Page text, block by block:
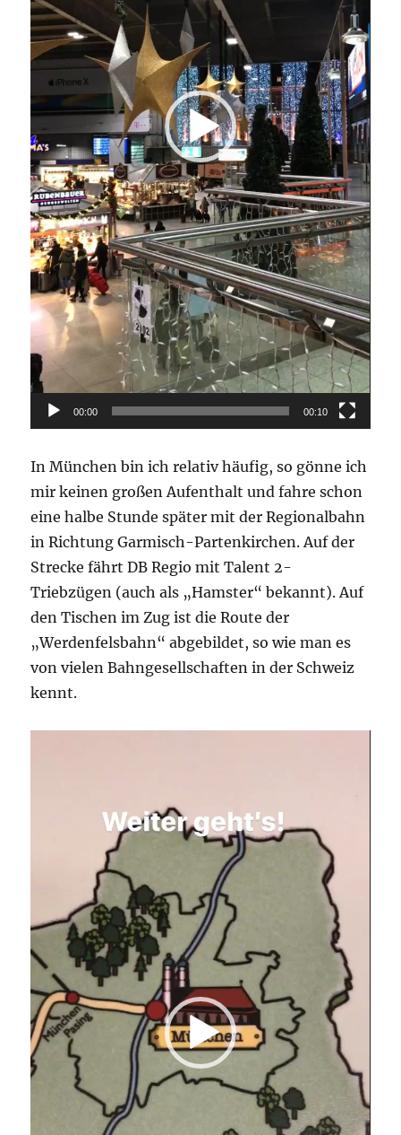
00:00 00:10
In München bin ich relativ häufig, so gönne ich
mir keinen großen Aufenthalt und fahre schon
eine halbe Stunde später mit der Regionalbahn
in Richtung Garmisch-Partenkirchen. Auf der
Strecke fährt DB Regio mit Talent 2-
Triebzügen (auch als „Hamster“ bekannt). Auf
den Tischen im Zug ist die Route der
„Werdenfelsbahn“ abgebildet, so wie man es
von vielen Bahngesellschaften in der Schweiz
kennt.